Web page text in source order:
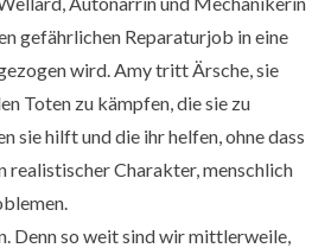
gefährlichen Reparaturjob in eine
wird. Amy tritt Ärsche, sie
Toten zu kämpfen, die sie zu
sie hilft und die ihr helfen, ohne dass
realistischer Charakter, menschlich
Denn so weit sind wir mittlerweile,